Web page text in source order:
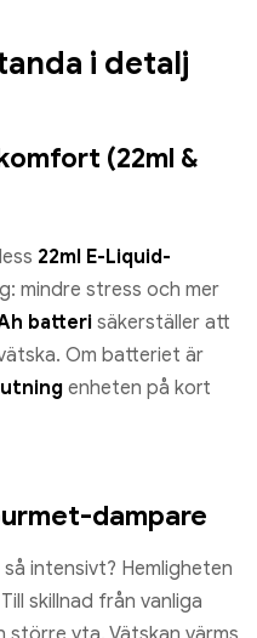
i detalj
(22ml &
22ml E-Liquid-
mindre stress och mer
batteri säkerställer att
Om batteriet är
enheten på kort
dampare
intensivt? Hemligheten
Till skillnad från vanliga